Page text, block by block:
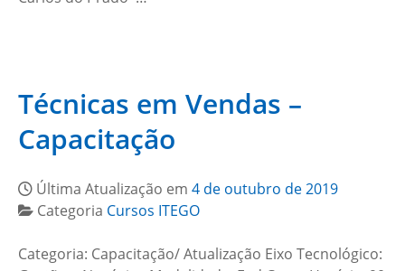
Técnicas em Vendas –
Capacitação
Última Atualização em 4 de outubro de 2019
Categoria Cursos ITEGO
Categoria: Capacitação/ Atualização Eixo Tecnológico: